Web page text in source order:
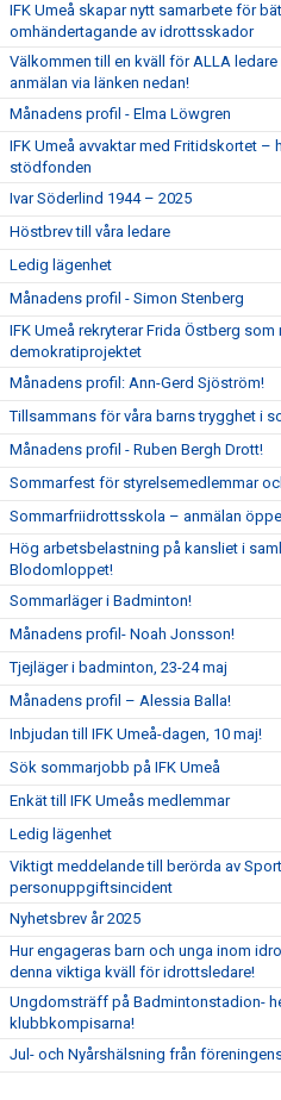
IFK Umeå skapar nytt samarbete för
omhändertagande av idrottsskador
Välkommen till en kväll för ALLA ledare
anmälan via länken nedan!
Månadens profil - Elma Löwgren
IFK Umeå avvaktar med Fritidskortet –
stödfonden
Ivar Söderlind 1944 – 2025
Höstbrev till våra ledare
Ledig lägenhet
Månadens profil - Simon Stenberg
IFK Umeå rekryterar Frida Östberg
demokratiprojektet
Månadens profil: Ann-Gerd Sjöström!
Tillsammans för våra barns trygghet i
Månadens profil - Ruben Bergh Drott!
Sommarfest för styrelsemedlemmar
Sommarfriidrottsskola – anmälan
Hög arbetsbelastning på kansliet i
Blodomloppet!
Sommarläger i Badminton!
Månadens profil- Noah Jonsson!
Tjejläger i badminton, 23-24 maj
Månadens profil – Alessia Balla!
Inbjudan till IFK Umeå-dagen, 10 maj!
Sök sommarjobb på IFK Umeå
Enkät till IFK Umeås medlemmar
Ledig lägenhet
Viktigt meddelande till berörda av
personuppgiftsincident
Nyhetsbrev år 2025
Hur engageras barn och unga inom
denna viktiga kväll för idrottsledare!
Ungdomsträff på Badmintonstadion-
klubbkompisarna!
Jul- och Nyårshälsning från